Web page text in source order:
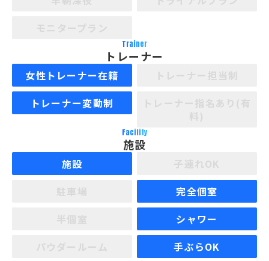
Trainer
トレーナー
女性トレーナー在籍
トレーナー変動制
Facility
施設
施設
完全個室
シャワー
手ぶらOK